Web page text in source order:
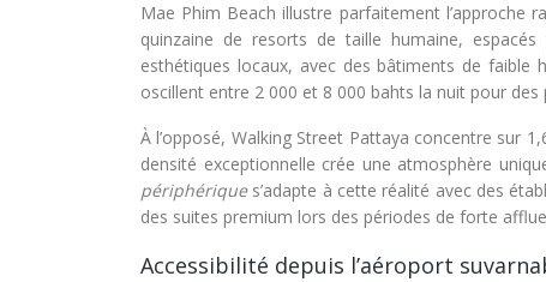
Mae Phim Beach illustre parfaitement l’approche
quinzaine de resorts de taille humaine, espacés
esthétiques locaux, avec des bâtiments de faible
oscillent entre 2 000 et 8 000 bahts la nuit pour
À l’opposé, Walking Street Pattaya concentre sur
densité exceptionnelle crée une atmosphère
périphérique s’adapte à cette réalité avec des
des suites premium lors des périodes de forte
Accessibilité depuis l’aéroport